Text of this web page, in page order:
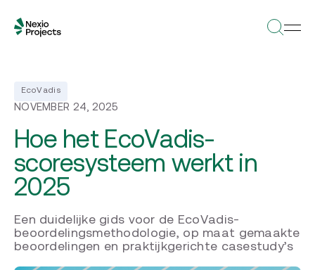
EcoVadis
NOVEMBER 24, 2025
Hoe het EcoVadis-
scoresysteem werkt in
2025
Een duidelijke gids voor de EcoVadis-
beoordelingsmethodologie, op maat gemaakte
beoordelingen en praktijkgerichte casestudy’s